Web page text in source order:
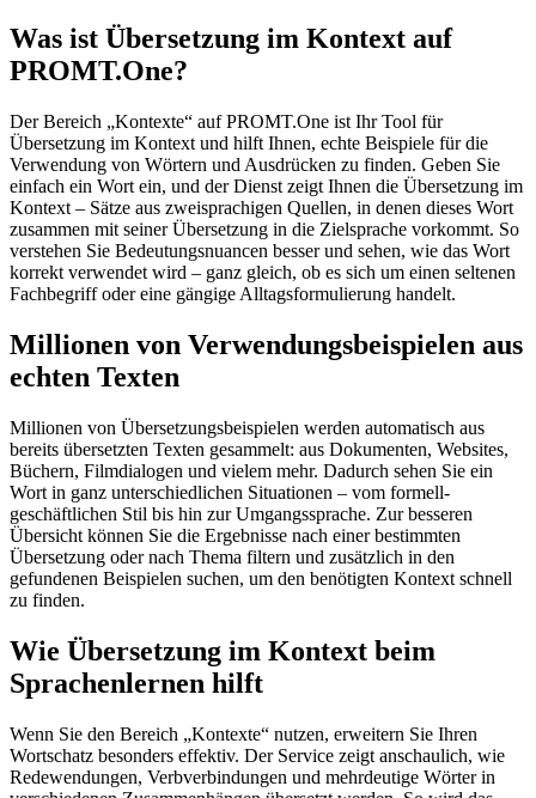
Was ist Übersetzung im Kontext auf
PROMT.One?
Der Bereich „Kontexte“ auf PROMT.One ist Ihr Tool für
Übersetzung im Kontext und hilft Ihnen, echte Beispiele für die
Verwendung von Wörtern und Ausdrücken zu finden. Geben Sie
einfach ein Wort ein, und der Dienst zeigt Ihnen die Übersetzung im
Kontext – Sätze aus zweisprachigen Quellen, in denen dieses Wort
zusammen mit seiner Übersetzung in die Zielsprache vorkommt. So
verstehen Sie Bedeutungsnuancen besser und sehen, wie das Wort
korrekt verwendet wird – ganz gleich, ob es sich um einen seltenen
Fachbegriff oder eine gängige Alltagsformulierung handelt.
Millionen von Verwendungsbeispielen aus
echten Texten
Millionen von Übersetzungsbeispielen werden automatisch aus
bereits übersetzten Texten gesammelt: aus Dokumenten, Websites,
Büchern, Filmdialogen und vielem mehr. Dadurch sehen Sie ein
Wort in ganz unterschiedlichen Situationen – vom formell-
geschäftlichen Stil bis hin zur Umgangssprache. Zur besseren
Übersicht können Sie die Ergebnisse nach einer bestimmten
Übersetzung oder nach Thema filtern und zusätzlich in den
gefundenen Beispielen suchen, um den benötigten Kontext schnell
zu finden.
Wie Übersetzung im Kontext beim
Sprachenlernen hilft
Wenn Sie den Bereich „Kontexte“ nutzen, erweitern Sie Ihren
Wortschatz besonders effektiv. Der Service zeigt anschaulich, wie
Redewendungen, Verbverbindungen und mehrdeutige Wörter in